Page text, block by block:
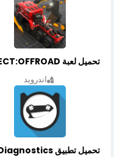
اندرويد